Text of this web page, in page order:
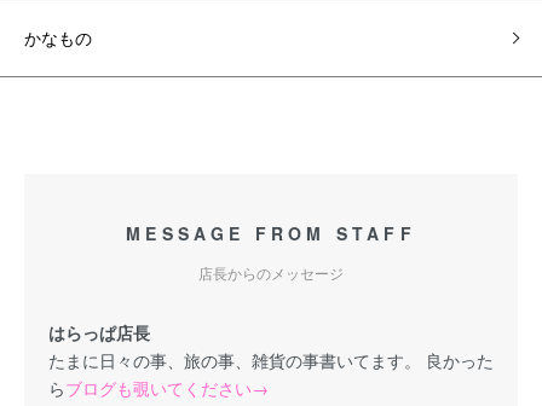
かなもの
MESSAGE FROM STAFF
店長からのメッセージ
はらっぱ店長
たまに日々の事、旅の事、雑貨の事書いてます。 良かった
らブログも覗いてください→